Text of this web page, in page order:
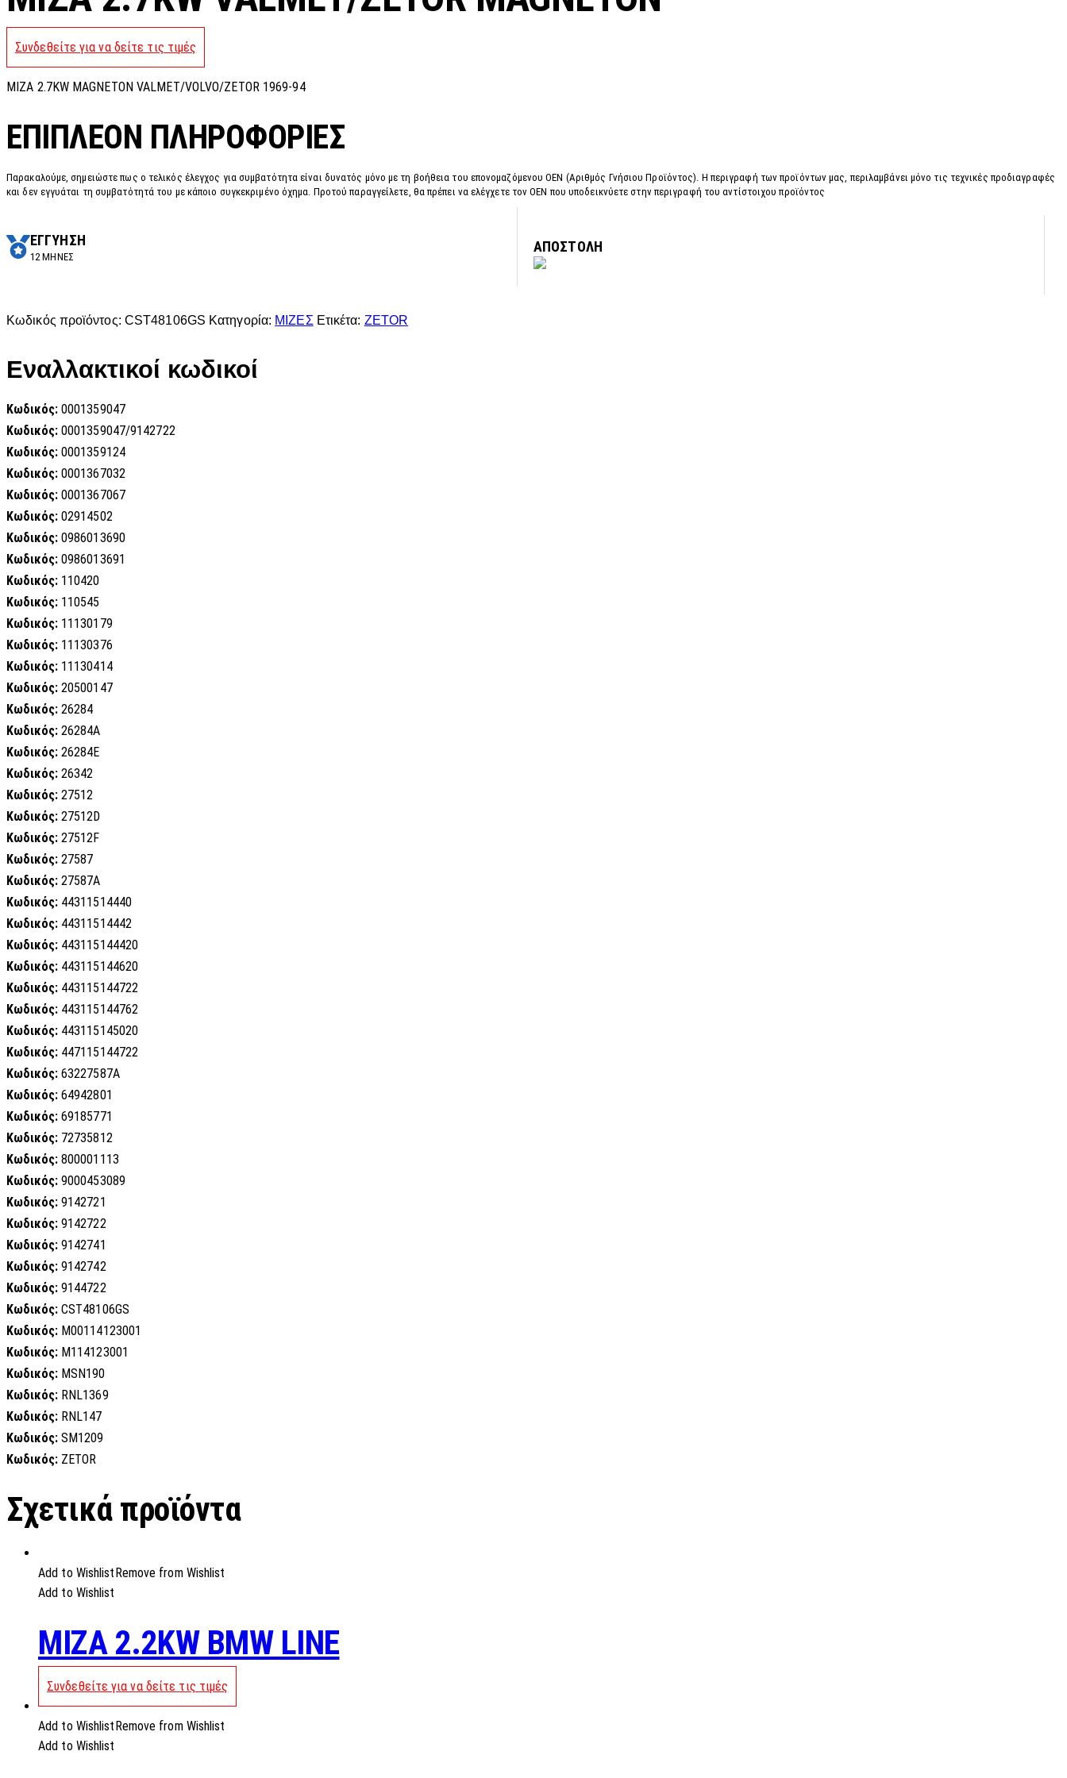
Συνδεθείτε για να δείτε τις τιμές
MIZA 2.7KW MAGNETON VALMET/VOLVO/ZETOR 1969-94
ΕΠΙΠΛΈΟΝ ΠΛΗΡΟΦΟΡΊΕΣ
Παρακαλούμε, σημειώστε πως ο τελικός έλεγχος για συμβατότητα είναι δυνατός μόνο με τη βοήθεια του επονομαζόμενου OEN (Αριθμός Γνήσιου Προϊόντος). Η περιγραφή των προϊόντων μας, περιλαμβάνει μόνο τις τεχνικές προδιαγραφές
και δεν εγγυάται τη συμβατότητά του με κάποιο συγκεκριμένο όχημα. Προτού παραγγείλετε, θα πρέπει να ελέγχετε τον OEN που υποδεικνύετε στην περιγραφή του αντίστοιχου προϊόντος
ΕΓΓΥΗΣΗ
12 ΜΗΝΕΣ
ΑΠΟΣΤΟΛΗ
Κωδικός προϊόντος: CST48106GS Κατηγορία: ΜΙΖΕΣ Ετικέτα: ZETOR
Εναλλακτικοί κωδικοί
Κωδικός: 0001359047
Κωδικός: 0001359047/9142722
Κωδικός: 0001359124
Κωδικός: 0001367032
Κωδικός: 0001367067
Κωδικός: 02914502
Κωδικός: 0986013690
Κωδικός: 0986013691
Κωδικός: 110420
Κωδικός: 110545
Κωδικός: 11130179
Κωδικός: 11130376
Κωδικός: 11130414
Κωδικός: 20500147
Κωδικός: 26284
Κωδικός: 26284A
Κωδικός: 26284E
Κωδικός: 26342
Κωδικός: 27512
Κωδικός: 27512D
Κωδικός: 27512F
Κωδικός: 27587
Κωδικός: 27587A
Κωδικός: 44311514440
Κωδικός: 44311514442
Κωδικός: 443115144420
Κωδικός: 443115144620
Κωδικός: 443115144722
Κωδικός: 443115144762
Κωδικός: 443115145020
Κωδικός: 447115144722
Κωδικός: 63227587A
Κωδικός: 64942801
Κωδικός: 69185771
Κωδικός: 72735812
Κωδικός: 800001113
Κωδικός: 9000453089
Κωδικός: 9142721
Κωδικός: 9142722
Κωδικός: 9142741
Κωδικός: 9142742
Κωδικός: 9144722
Κωδικός: CST48106GS
Κωδικός: M00114123001
Κωδικός: M114123001
Κωδικός: MSN190
Κωδικός: RNL1369
Κωδικός: RNL147
Κωδικός: SM1209
Κωδικός: ZETOR
Σχετικά προϊόντα
Add to Wishlist Remove from Wishlist
Add to Wishlist
MIZA 2.2KW BMW LINE
Συνδεθείτε για να δείτε τις τιμές
Add to Wishlist Remove from Wishlist
Add to Wishlist